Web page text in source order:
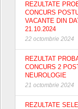
REZULTATE
CONCURS
VACANTE DIN
21.10.2024
22 octombrie 2024
REZULTAT
CONCURS 2
NEUROLOGIE
21 octombrie 2024
REZULTATE